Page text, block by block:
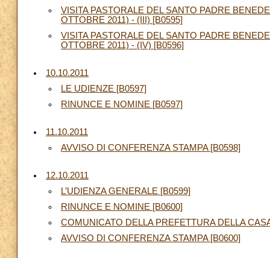
VISITA PASTORALE DEL SANTO PADRE
OTTOBRE 2011) - (III) [B0595]
VISITA PASTORALE DEL SANTO PADRE
OTTOBRE 2011) - (IV) [B0596]
10.10.2011
LE UDIENZE [B0597]
RINUNCE E NOMINE [B0597]
11.10.2011
AVVISO DI CONFERENZA STAMPA [B0598]
12.10.2011
L’UDIENZA GENERALE [B0599]
RINUNCE E NOMINE [B0600]
COMUNICATO DELLA PREFETTURA DELLA
AVVISO DI CONFERENZA STAMPA [B0600]